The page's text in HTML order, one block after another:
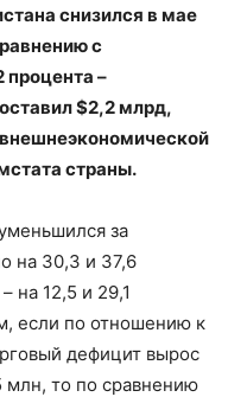
снизился в мае
с
–
$2,2 млрд,
страны.
за
на 30,3 и 37,6
на 12,5 и 29,1
если по отношению к
дефицит вырос
млн, то по сравнению